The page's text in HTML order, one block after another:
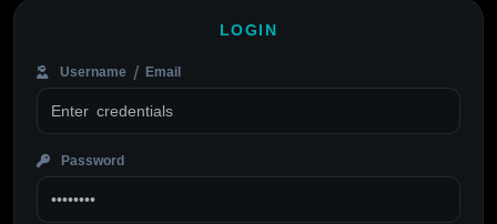
LOGIN
Username / Email
Password